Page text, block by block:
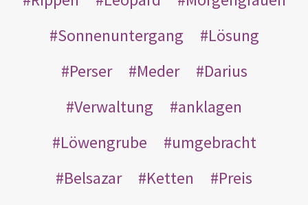
Sonnenuntergang
Lösung
Perser
Meder
Darius
Verwaltung
anklagen
Löwengrube
umgebracht
Belsazar
Ketten
Preis